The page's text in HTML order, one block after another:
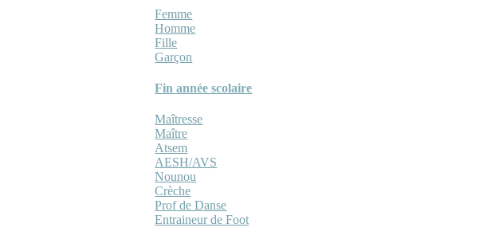
Femme
Homme
Fille
Garçon
Fin année scolaire
Maîtresse
Maître
Atsem
AESH/AVS
Nounou
Crèche
Prof de Danse
Entraineur de Foot